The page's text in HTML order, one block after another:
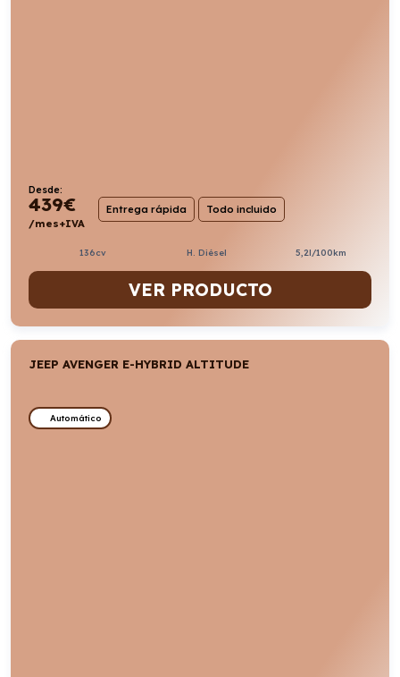
Desde:
439€
/mes+IVA
Entrega rápida Todo incluido
136cv H. Diésel 5,2l/100km
VER PRODUCTO
JEEP AVENGER E-HYBRID ALTITUDE
Automático